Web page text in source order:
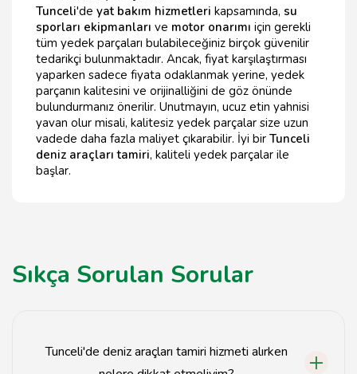
Tunceli'de yat bakım hizmetleri kapsamında, su
sporları ekipmanları ve motor onarımı için gerekli
tüm yedek parçaları bulabileceğiniz birçok güvenilir
tedarikçi bulunmaktadır. Ancak, fiyat karşılaştırması
yaparken sadece fiyata odaklanmak yerine, yedek
parçanın kalitesini ve orijinalliğini de göz önünde
bulundurmanız önerilir. Unutmayın, ucuz etin yahnisi
yavan olur misali, kalitesiz yedek parçalar size uzun
vadede daha fazla maliyet çıkarabilir. İyi bir Tunceli
deniz araçları tamiri, kaliteli yedek parçalar ile
başlar.
Sıkça Sorulan Sorular
Tunceli'de deniz araçları tamiri hizmeti alırken